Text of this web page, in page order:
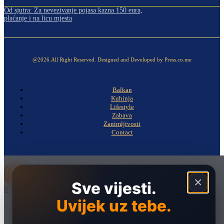
Od sjutra: Za nevezivanje pojasa kazna 150 eura,
plaćanje i na licu mjesta
@2026.All Right Reserved. Designed and Developed by Press.co.me
Balkan
Kuhinja
Lifestyle
Zabava
Zanimljivosti
Contact
×
Sve vijesti.
Uvijek uz tebe.